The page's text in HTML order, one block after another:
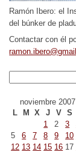
Ramón Ibero: el
del búnker de
Contactar con él
noviembre 2007
L
M X J V S
1
2 3
5
6 7 8 9 10
12 13 14 15 16 17